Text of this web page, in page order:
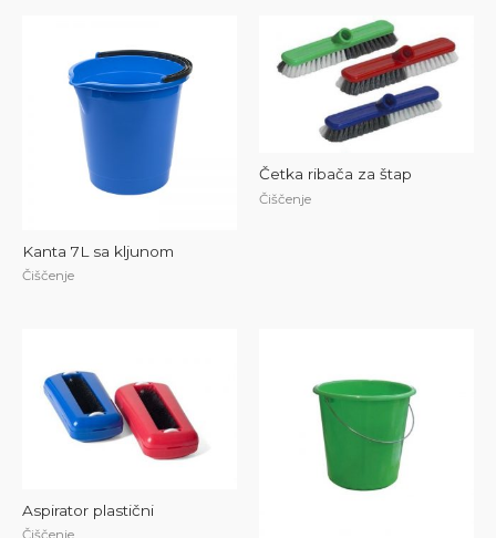
Kanta 7L sa kljunom
Čiščenje
Četka ribača za štap
Čiščenje
Aspirator plastični